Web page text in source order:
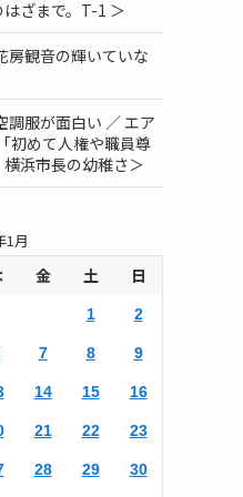
ざまで。T-1 ＞
房観音の輝いていな
調服が面白い ／ エア
初めて人権や職員尊
浜市長の幼稚さ＞
1月
金 土 日
1 2
7 8 9
14 15 16
21 22 23
28 29 30